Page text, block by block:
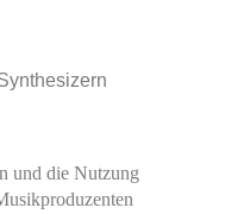
und die Nutzung